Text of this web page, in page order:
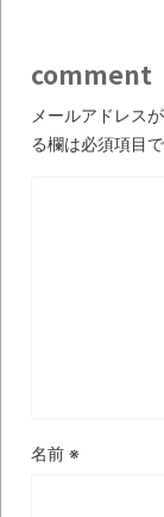
【極画
全方位
comment
メールアドレス
る欄は必須項目
名前 ※